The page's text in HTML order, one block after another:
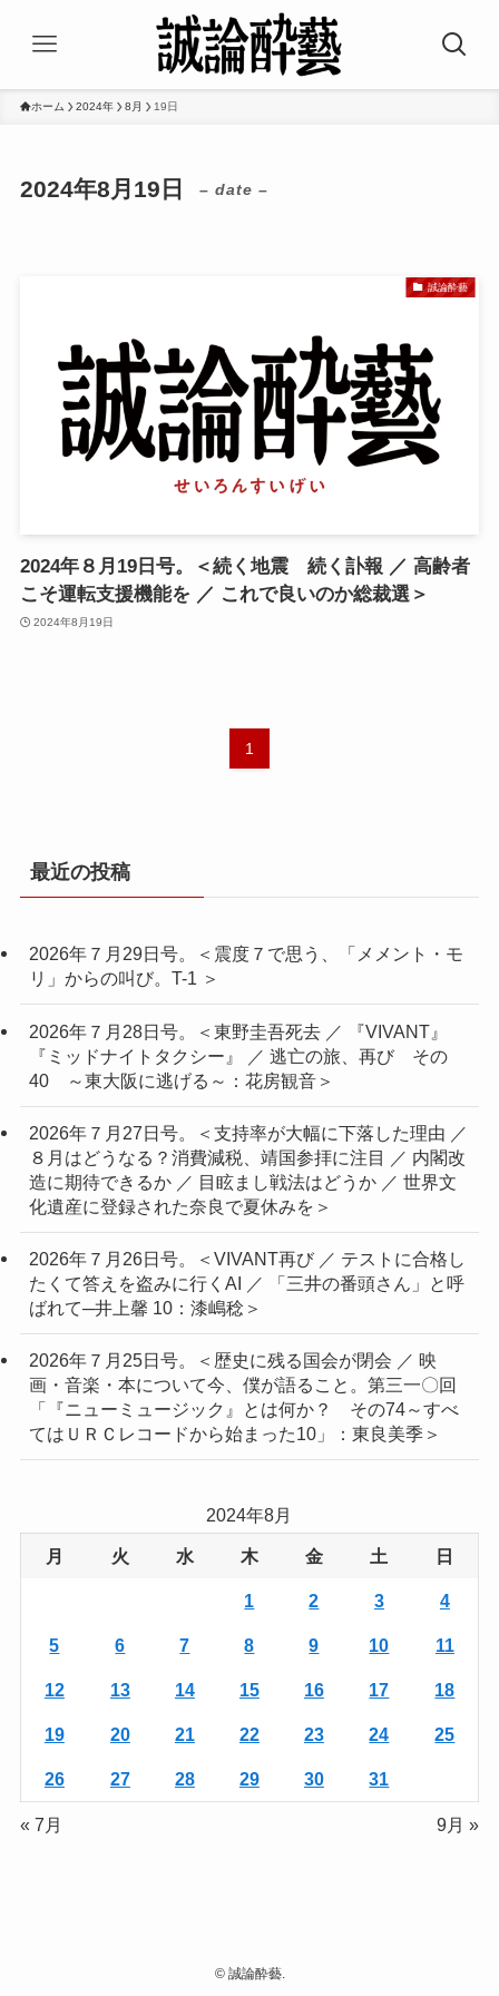
ホーム 2024年 8月 19日
2024年8月19日 – date –
誠論酔藝
2024年８月19日号。＜続く地震 続く訃報 ／ 高齢者
こそ運転支援機能を ／ これで良いのか総裁選＞
2024年8月19日
1
最近の投稿
2026年７月29日号。＜震度７で思う、「メメント・モ
リ」からの叫び。T-1 ＞
2026年７月28日号。＜東野圭吾死去 ／ 『VIVANT』
『ミッドナイトタクシー』 ／ 逃亡の旅、再び その
40 ～東大阪に逃げる～：花房観音＞
2026年７月27日号。＜支持率が大幅に下落した理由 ／
８月はどうなる？消費減税、靖国参拝に注目 ／ 内閣改
造に期待できるか ／ 目眩まし戦法はどうか ／ 世界文
化遺産に登録された奈良で夏休みを＞
2026年７月26日号。＜VIVANT再び ／ テストに合格し
たくて答えを盗みに行くAI ／ 「三井の番頭さん」と呼
ばれて─井上馨 10：漆嶋稔＞
2026年７月25日号。＜歴史に残る国会が閉会 ／ 映
画・音楽・本について今、僕が語ること。第三一〇回
「『ニューミュージック』とは何か？ その74～すべ
てはＵＲＣレコードから始まった10」：東良美季＞
2024年8月
月 火 水 木 金 土 日
1 2 3 4
5 6 7 8 9 10 11
12 13 14 15 16 17 18
19 20 21 22 23 24 25
26 27 28 29 30 31
« 7月 9月 »
©誠論酔藝.